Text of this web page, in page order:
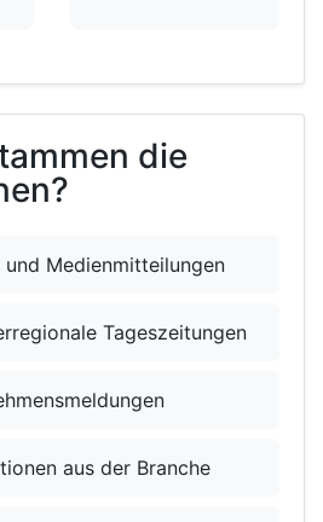
die
und Medienmitteilungen
Tageszeitungen
aus der Branche